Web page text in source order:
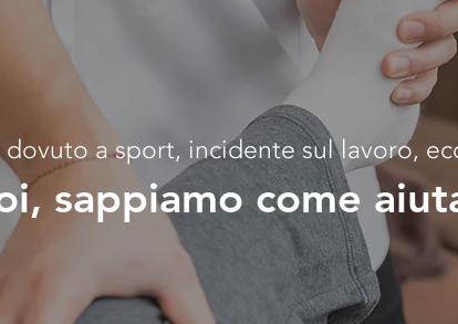
a sport, incidente sul lavoro,
sappiamo come